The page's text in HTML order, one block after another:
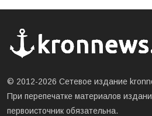
© 2012-2026 Сетевое издание
При перепечатке материалов
первоисточник обязательна.